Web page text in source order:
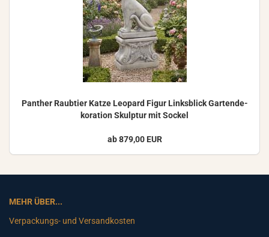
Pan­ther Raub­tier Katze Leo­pard Figur Links­blick Gar­ten­de­
ko­ra­ti­on Skulp­tur mit So­ckel
ab 879,00 EUR
MEHR ÜBER...
Verpackungs- und Versandkosten